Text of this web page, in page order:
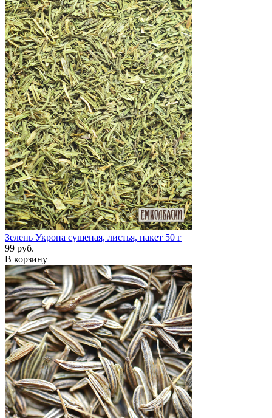
Зелень Укропа сушеная, листья, пакет 50 г
99 руб.
В корзину